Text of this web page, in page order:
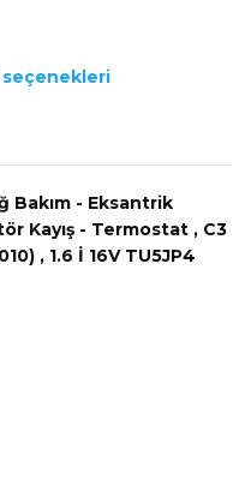
Bakım - Eksantrik
Kayış - Termostat , C3
, 1.6 İ 16V TU5JP4